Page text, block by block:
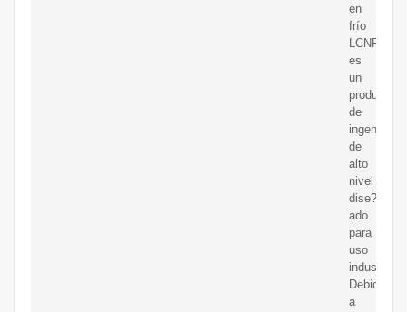
en
frío
LCNF6000
es
un
producto
de
ingeniería
de
alto
nivel
dise?
ado
para
uso
industrial.
Debido
a